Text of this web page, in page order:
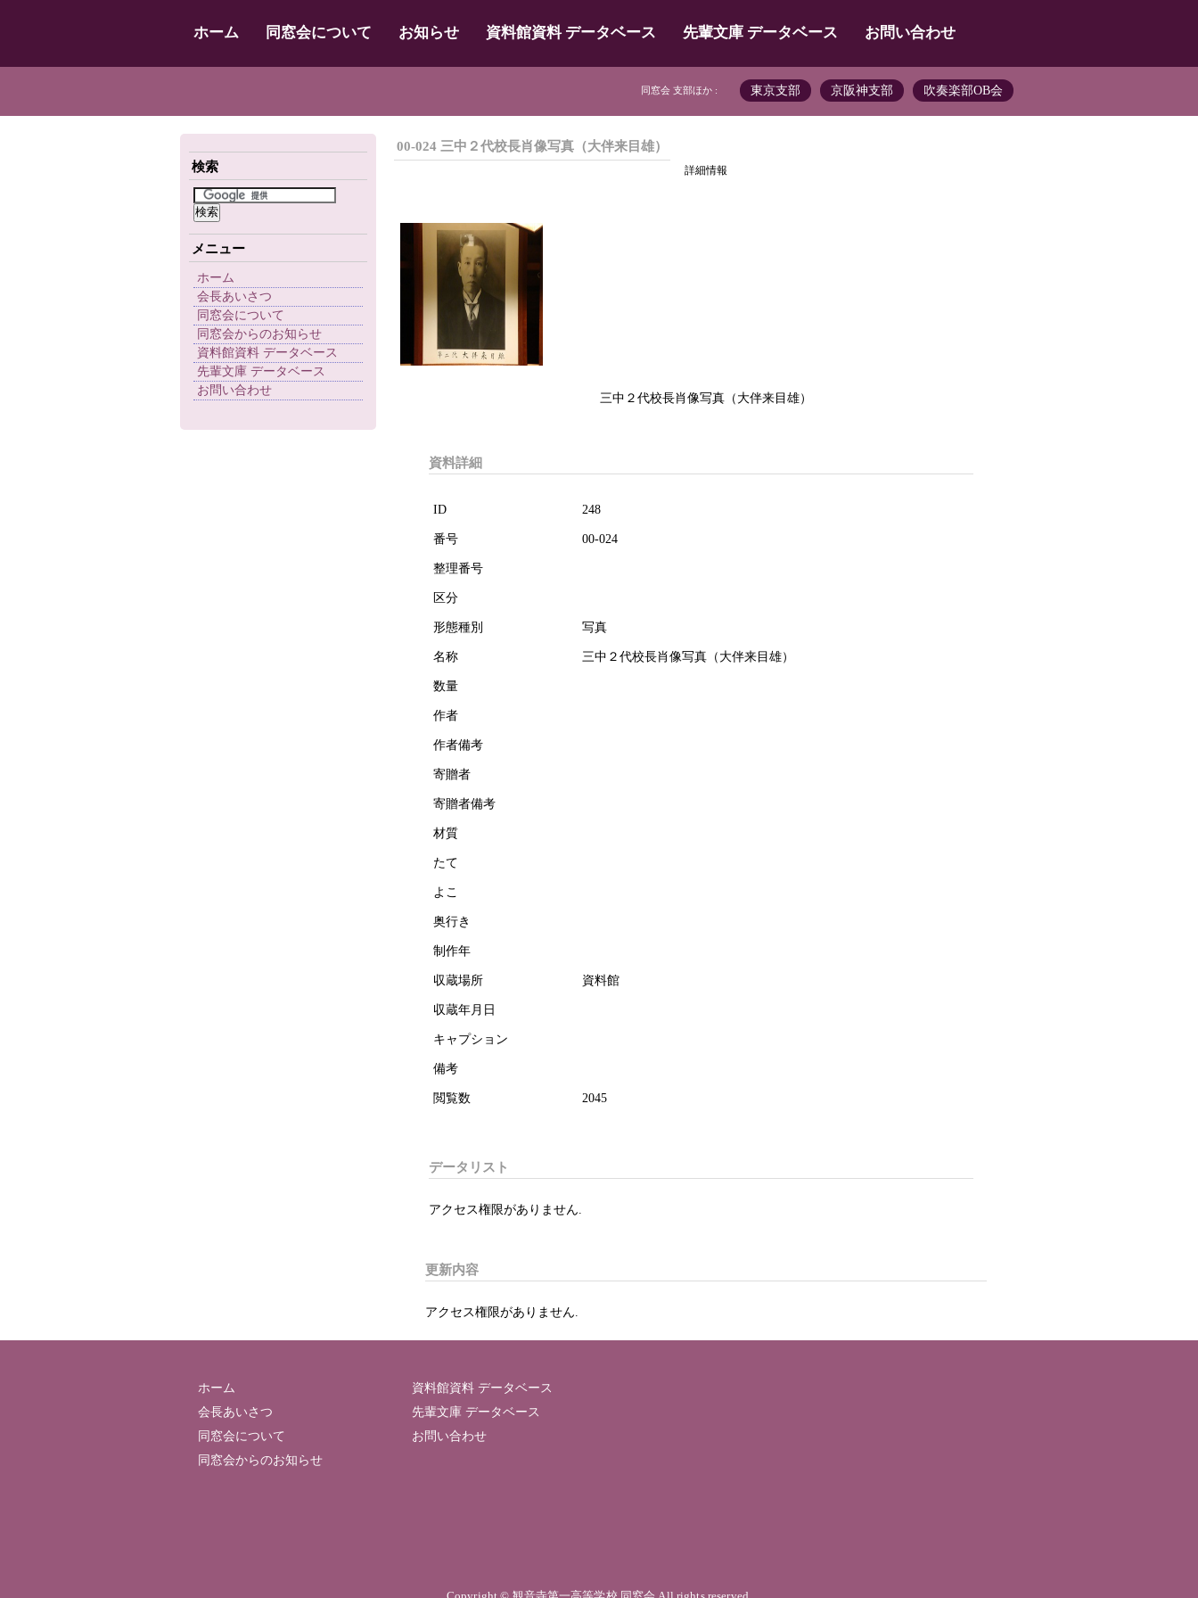
ホーム 同窓会について お知らせ 資料館資料 データベース 先輩文庫 データベース お問い合わせ
同窓会 支部ほか : 東京支部 京阪神支部 吹奏楽部OB会
検索
メニュー
ホーム
会長あいさつ
同窓会について
同窓会からのお知らせ
資料館資料 データベース
先輩文庫 データベース
お問い合わせ
00-024 三中２代校長肖像写真（大伴来目雄）
詳細情報
三中２代校長肖像写真（大伴来目雄）
資料詳細
ID 248
番号 00-024
整理番号
区分
形態種別 写真
名称 三中２代校長肖像写真（大伴来目雄）
数量
作者
作者備考
寄贈者
寄贈者備考
材質
たて
よこ
奥行き
制作年
収蔵場所 資料館
収蔵年月日
キャプション
備考
閲覧数 2045
データリスト
アクセス権限がありません.
更新内容
アクセス権限がありません.
ホーム
会長あいさつ
同窓会について
同窓会からのお知らせ
資料館資料 データベース
先輩文庫 データベース
お問い合わせ